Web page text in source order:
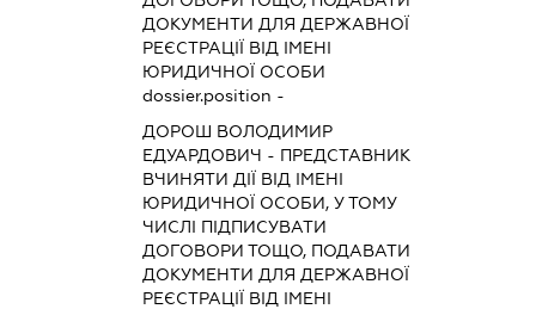
ДОКУМЕНТИ ДЛЯ ДЕРЖАВНОЇ
РЕЄСТРАЦІЇ ВІД ІМЕНІ
ЮРИДИЧНОЇ ОСОБИ
dossier.position -
ДОРОШ ВОЛОДИМИР
ЕДУАРДОВИЧ - ПРЕДСТАВНИК
ВЧИНЯТИ ДІЇ ВІД ІМЕНІ
ЮРИДИЧНОЇ ОСОБИ, У ТОМУ
ЧИСЛІ ПІДПИСУВАТИ
ДОГОВОРИ ТОЩО, ПОДАВАТИ
ДОКУМЕНТИ ДЛЯ ДЕРЖАВНОЇ
РЕЄСТРАЦІЇ ВІД ІМЕНІ